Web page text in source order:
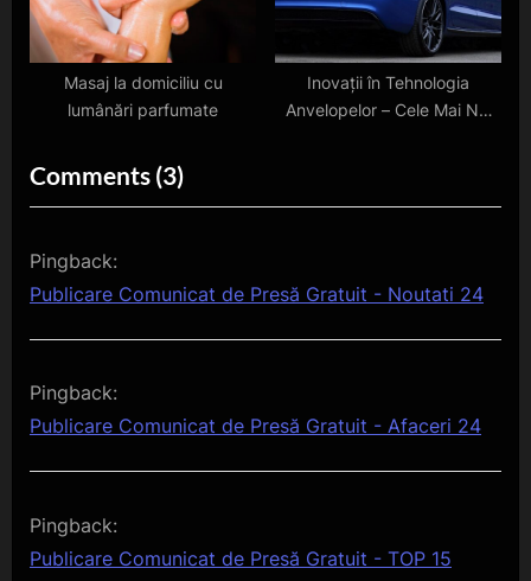
Masaj la domiciliu cu
lumânări parfumate
Inovații în Tehnologia
Anvelopelor – Cele Mai Noi
Comments (3)on
“Publicare
de
Pingback:
Publicare Comunicat de Presă Gratuit - Noutati 24
Pingback:
Publicare Comunicat de Presă Gratuit - Afaceri 24
Pingback:
Publicare Comunicat de Presă Gratuit - TOP 15